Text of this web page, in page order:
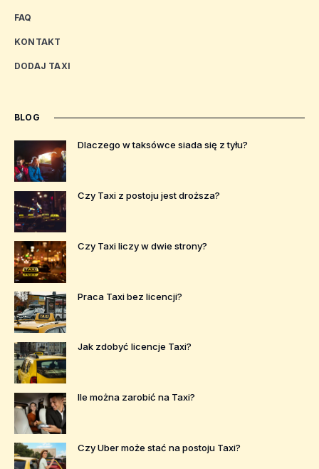
FAQ
KONTAKT
DODAJ TAXI
BLOG
Dlaczego w taksówce siada się z tyłu?
Czy Taxi z postoju jest droższa?
Czy Taxi liczy w dwie strony?
Praca Taxi bez licencji?
Jak zdobyć licencje Taxi?
Ile można zarobić na Taxi?
Czy Uber może stać na postoju Taxi?